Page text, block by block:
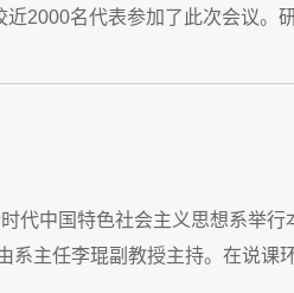
2000名代表参加了此次会议。
代中国特色社会主义思想系举行
系主任李琨副教授主持。在说课